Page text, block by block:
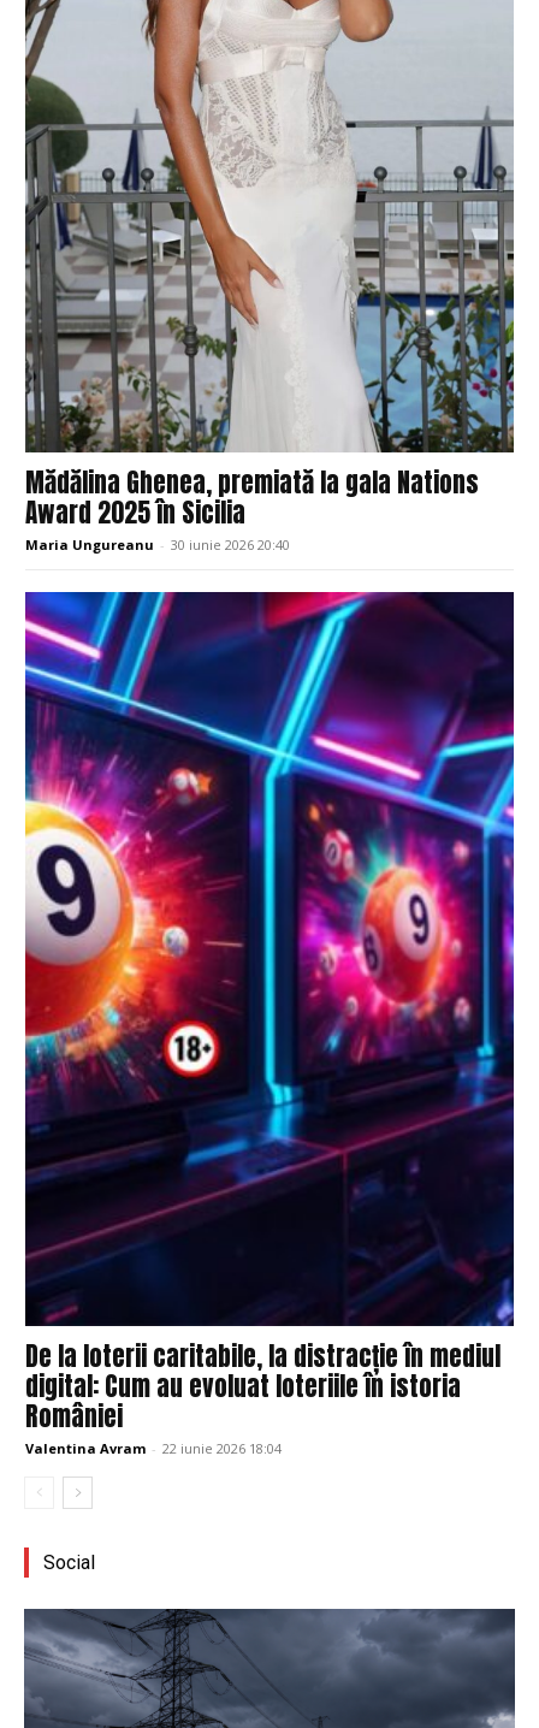
Mădălina Ghenea, premiată la gala Nations
Award 2025 în Sicilia
Maria Ungureanu - 30 iunie 2026 20:40
De la loterii caritabile, la distracție în mediul
digital: Cum au evoluat loteriile în istoria
României
Valentina Avram - 22 iunie 2026 18:04
Social